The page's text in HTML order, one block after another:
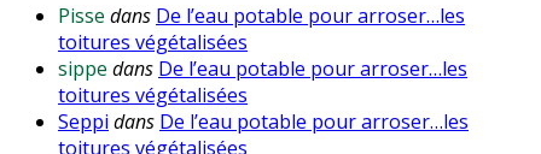
Pisse dans De l’eau potable pour arroser…les
toitures végétalisées
sippe dans De l’eau potable pour arroser…les
toitures végétalisées
Seppi dans De l’eau potable pour arroser…les
toitures végétalisées